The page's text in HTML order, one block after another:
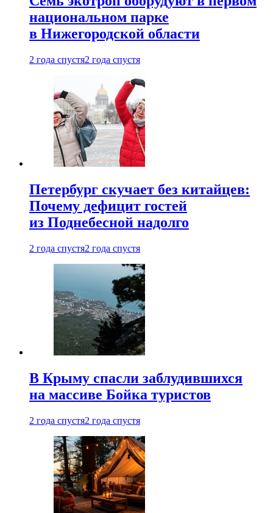
национальном парке
в Нижегородской области
2 года спустя2 года спустя
Петербург скучает без китайцев:
Почему дефицит гостей
из Поднебесной надолго
2 года спустя2 года спустя
В Крыму спасли заблудившихся
на массиве Бойка туристов
2 года спустя2 года спустя